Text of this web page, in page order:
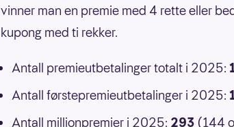
vinner man en premie med 4 rette eller
kupong med ti rekker.
Antall premieutbetalinger totalt i 2025:
Antall førstepremieutbetalinger i 2025:
Antall millionpremier i 2025: 293 (144